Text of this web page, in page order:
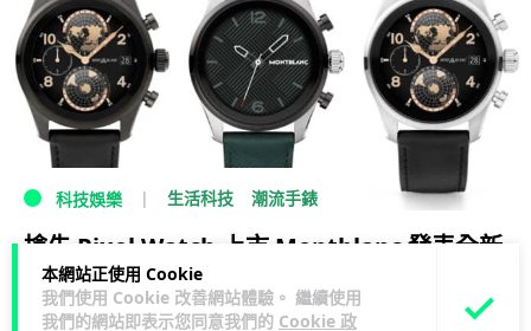
本網站正使用 Cookie
我們使用 Cookie 改善網站體驗。 繼續使用
我們的網站即表示您同意我們的 Cookie 政
科技娛樂 生活科技 潮流手錶
搶先 Pixel Watch 上市 Montblanc 發表全新
Wear OS 3 手錶
4 年前